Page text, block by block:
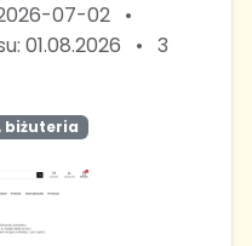
07-02 •
01.08.2026
• 3
biżuteria